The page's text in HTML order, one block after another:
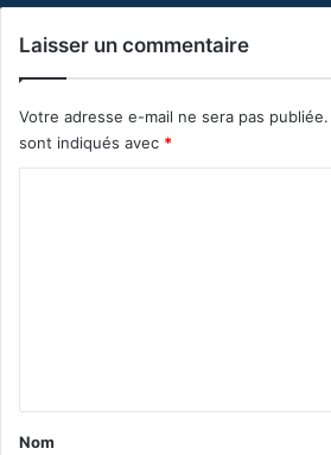
Laisser un commentaire
Votre adresse e-mail ne sera pas publiée.
sont indiqués avec *
a
Nom